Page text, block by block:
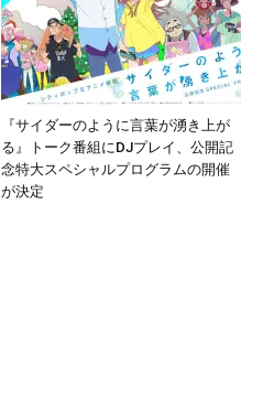
『サイダーのように言葉が湧き上が
る』トーク番組にDJプレイ、公開記
念特⼤スペシャルプログラムの開催
が決定